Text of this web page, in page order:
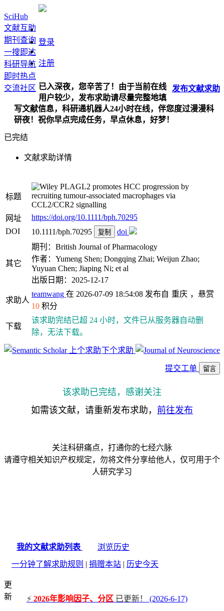
SciHub
文献互助
期刊查询
一搜即达
科研导航
即时热点
交流社区
登录
注册
发布文献求助
已入深夜，您辛苦了！由于当前在线
用户较少，发布求助请尽量完整地填
写文献信息，科研通机器人24小时在线，伴您度过漫漫科
研夜！祝你早点完成任务，早点休息，好梦！
已完结
文献求助详情
标题
PLAGL2 promotes HCC progression by
recruiting tumour‐associated macrophages via
CCL2/CCR2 signalling
网址
https://doi.org/10.1111/bph.70295
DOI
10.1111/bph.70295 复制 doi
其它
期刊：British Journal of Pharmacology
作者：Yumeng Shen; Dongqing Zhai; Weijun Zhao;
Yuyuan Chen; Jiaping Ni; et al
出版日期：2025-12-17
求助人
teamwang 在 2026-07-09 18:54:08 发布自 重庆 ，悬赏
10 积分
下载
该求助完结已超 24 小时，文件已从服务器自动删
除，无法下载。
上个求助下个求助
提交工单 留言
该求助已完结，感谢关注
如需该文献，请重新发布求助， 前往发布
关注科研痛点，打通你的七经六脉
请遵守相关知识产权规定，勿将文件分享给他人，仅可用于个
人研究学习
我的文献求助列表
浏览历史
一分钟了解求助规则 | 捐赠本站 | 历史今天
更
新
⚡ 2026年影响因子、分区 已更新！
(2026-6-17)